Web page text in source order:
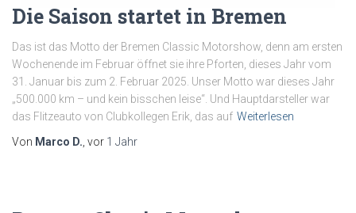
Die Saison startet in Bremen
Das ist das Motto der Bremen Classic Motorshow, denn am ersten
Wochenende im Februar öffnet sie ihre Pforten, dieses Jahr vom
31. Januar bis zum 2. Februar 2025. Unser Motto war dieses Jahr
„500.000 km – und kein bisschen leise“. Und Hauptdarsteller war
das Flitzeauto von Clubkollegen Erik, das auf Weiterlesen
Von Marco D., vor 1 Jahr